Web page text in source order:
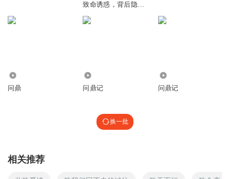
致命诱惑，背后隐藏
问鼎 问鼎记 问鼎记
换一批
相关推荐